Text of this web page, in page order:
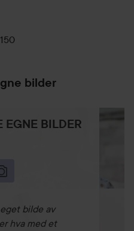
bilder
EGNE BILDER
bilde av
hva med et